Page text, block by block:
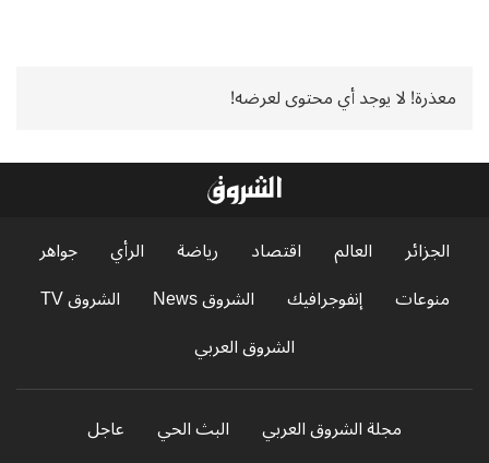
معذرة! لا يوجد أي محتوى لعرضه!
الجزائر العالم اقتصاد رياضة الرأي
جواهر
منوعات
إنفوجرافيك الشروق News
الشروق TV
الشروق العربي
مجلة الشروق العربي البث الحي
عاجل